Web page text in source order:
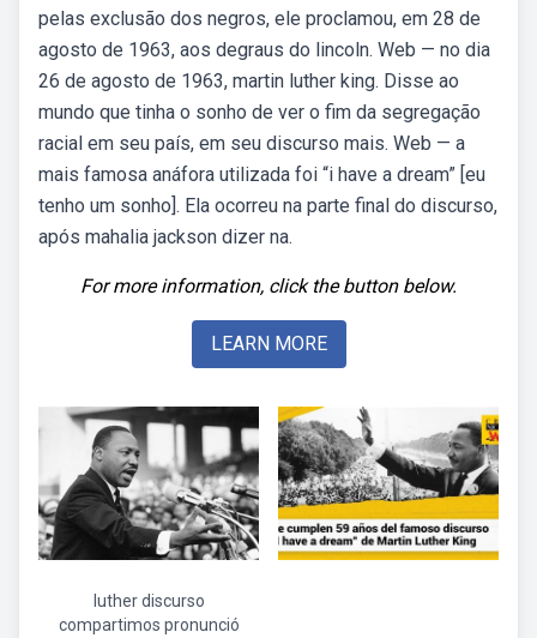
pelas exclusão dos negros, ele proclamou, em 28 de
agosto de 1963, aos degraus do lincoln. Web — no dia
26 de agosto de 1963, martin luther king. Disse ao
mundo que tinha o sonho de ver o fim da segregação
racial em seu país, em seu discurso mais. Web — a
mais famosa anáfora utilizada foi “i have a dream” [eu
tenho um sonho]. Ela ocorreu na parte final do discurso,
após mahalia jackson dizer na.
For more information, click the button below.
LEARN MORE
luther discurso
compartimos pronunció